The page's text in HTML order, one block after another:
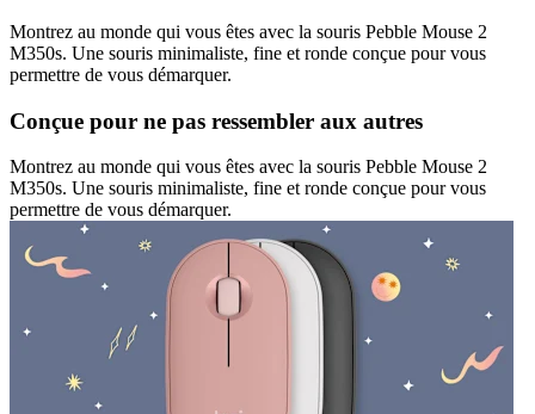
Montrez au monde qui vous êtes avec la souris Pebble Mouse 2
M350s. Une souris minimaliste, fine et ronde conçue pour vous
permettre de vous démarquer.
Conçue pour ne pas ressembler aux autres
Montrez au monde qui vous êtes avec la souris Pebble Mouse 2
M350s. Une souris minimaliste, fine et ronde conçue pour vous
permettre de vous démarquer.